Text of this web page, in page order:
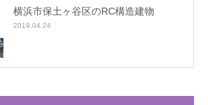
横浜市保土ヶ谷区のRC構造建物
2019.04.24